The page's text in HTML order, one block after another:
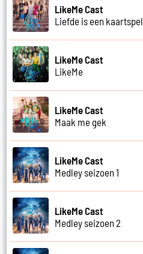
LikeMe Cast
Liefde is een kaartspel
LikeMe Cast
LikeMe
LikeMe Cast
Maak me gek
LikeMe Cast
Medley seizoen 1
LikeMe Cast
Medley seizoen 2